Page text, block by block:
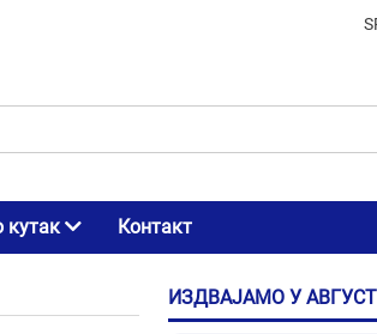
кутак Контакт
ИЗДВАЈАМО У